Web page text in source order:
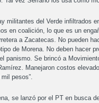
militantes del Verde infiltrados
en coalición, lo que es un
a Zacatecas. No pueden
de Morena. No deben hacer
panismo. Se brincó a
Manejaron costos
pesos”.
se lanzó por el PT en busca